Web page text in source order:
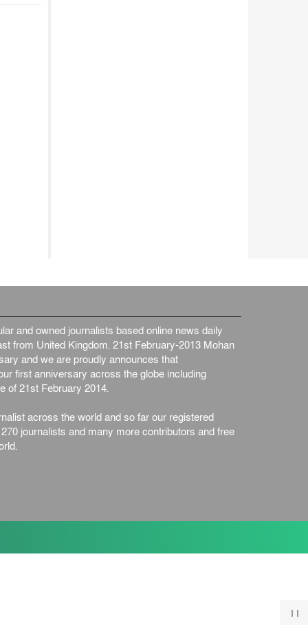
and owned journalists based online news daily
from United Kingdom. 21st February-2013 Mohan
and we are proudly announces that
first anniversary across the globe including
of 21st February 2014.
across the world and so far our registered
journalists and many more contributors and free